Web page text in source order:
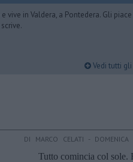
vive in Valdera, a Pontedera. Gli
Vedi tutti
DI MARCO CELATI - DOMENICA
Tutto comincia col sole.